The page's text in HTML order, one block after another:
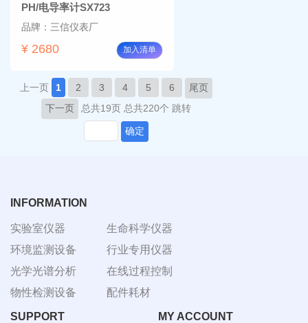
PH/电导率计SX723
品牌：三信仪表厂
¥ 2680 加入清单
上一页 1 2 3 4 5 6
尾页
下一页
总共19页 总共220个 跳转
确定
INFORMATION
实验室仪器
环境监测设备
光学光谱分析
物性检测设备
生命科学仪器
行业专用仪器
在线过程控制
配件耗材
SUPPORT
MY ACCOUNT